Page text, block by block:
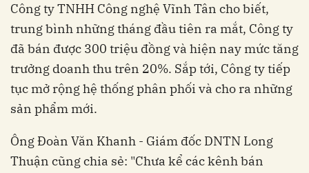
Công ty TNHH Công nghệ Vĩnh Tân cho biết,
trung bình những tháng đầu tiên ra mắt, Công ty
đã bán được 300 triệu đồng và hiện nay mức tăng
trưởng doanh thu trên 20%. Sắp tới, Công ty tiếp
tục mở rộng hệ thống phân phối và cho ra những
sản phẩm mới.
Ông Đoàn Văn Khanh - Giám đốc DNTN Long
Thuận cũng chia sẻ: "Chưa kể các kênh bán